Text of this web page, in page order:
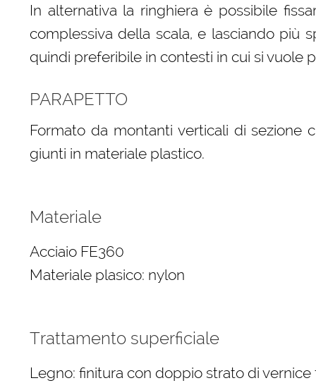
In alternativa la ringhiera è possibile
complessiva della scala, e lasciando più
quindi preferibile in contesti in cui si vuole
PARAPETTO
Formato da montanti verticali di sezione
giunti in materiale plastico.
Materiale
Acciaio FE360
Materiale plasico: nylon
Trattamento superficiale
Legno: finitura con doppio strato di